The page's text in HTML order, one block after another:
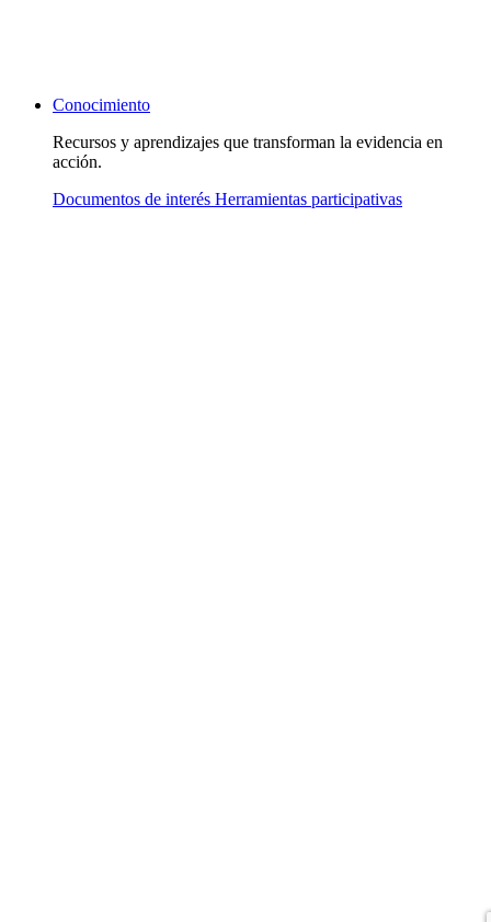
Conocimiento
Recursos y aprendizajes que transforman la evidencia en
acción.
Documentos de interés Herramientas participativas